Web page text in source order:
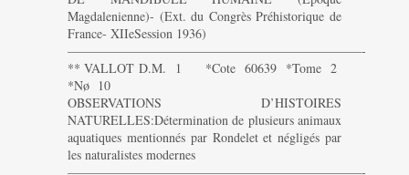
Magdalenienne)- (Ext. du Congrès Préhistorique de
France- XIIeSession 1936)
———————————————————————-
** VALLOT D.M. 1 *Cote 60639 *Tome 2
*Nø 10
OBSERVATIONS D’HISTOIRES
NATURELLES:Détermination de plusieurs animaux
aquatiques mentionnés par Rondelet et négligés par
les naturalistes modernes